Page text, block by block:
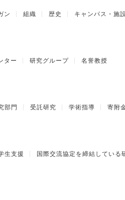
ン 組織 歴史 キャンパス・施
ター 研究グループ 名誉教授
部門 受託研究 学術指導 寄附
生支援 国際交流協定を締結している